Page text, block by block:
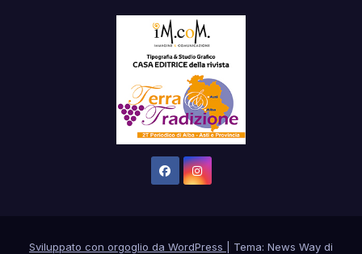
Sviluppato con orgoglio da WordPress
Tema: News Way di